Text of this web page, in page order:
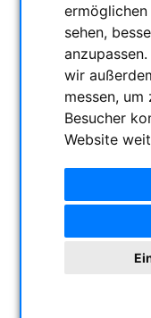
sehen,
wir
messen,
Besucher
Website
SECONDHAND &
APM PRODUKTE
ASTROEINSTIEG
FERNGLÄSER,
TELESKOPE